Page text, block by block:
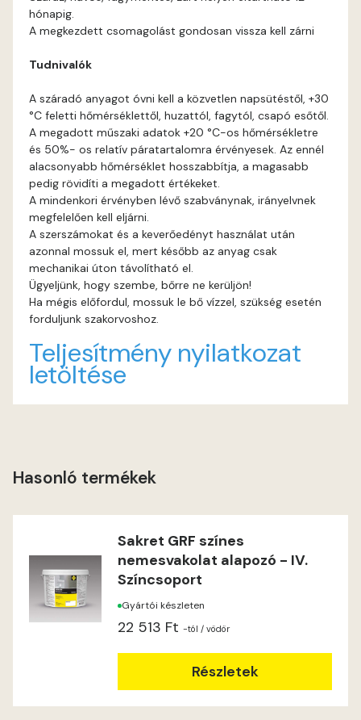
Fig-brown B
Fir C
Gecco-green B
Gecco-green C
Gecco-green D
Gold-yellow B
Graphit B
Grass-green B
Lilac A
Magnolia A
Magnolia B
Mandarin C
hónapig.
A megkezdett csomagolást gondosan vissza kell zárni
Tudnivalók
A száradó anyagot óvni kell a közvetlen napsütéstől, +30
°C feletti hőmérséklettől, huzattól, fagytól, csapó esőtől.
A megadott műszaki adatok +20 °C-os hőmérsékletre
és 50%- os relatív páratartalomra érvényesek. Az ennél
alacsonyabb hőmérséklet hosszabbítja, a magasabb
pedig rövidíti a megadott értékeket.
A mindenkori érvényben lévő szabványnak, irányelvnek
megfelelően kell eljárni.
A szerszámokat és a keverőedényt használat után
azonnal mossuk el, mert később az anyag csak
mechanikai úton távolítható el.
Ügyeljünk, hogy szembe, bőrre ne kerüljön!
Ha mégis előfordul, mossuk le bő vízzel, szükség esetén
forduljunk szakorvoshoz.
Teljesítmény nyilatkozat
letöltése
Hasonló termékek
Sakret GRF színes
nemesvakolat alapozó - IV.
Színcsoport
Gyártói készleten
22 513 Ft -tól / vödör
Részletek